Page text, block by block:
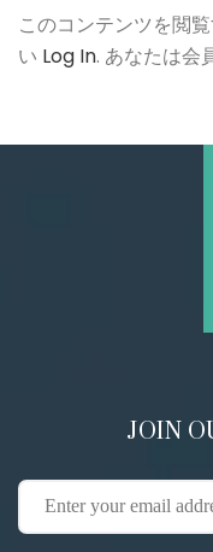
このコンテンツを閲
い Log In. あなたは会
JOIN